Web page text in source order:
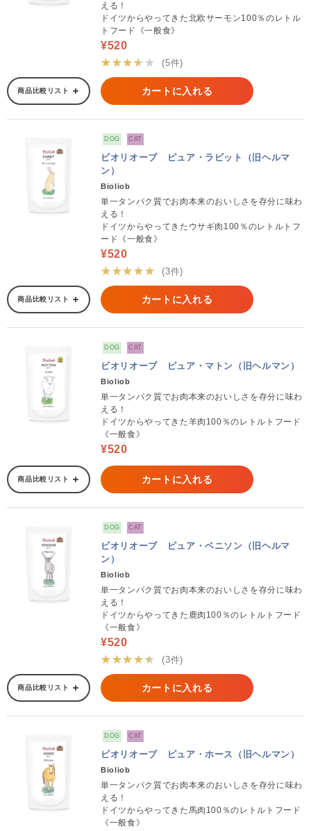
える！
ドイツからやってきた北欧サーモン100％のレトル
トフード《一般食》
¥520
★★★★★
(5件)
商品比較リスト カートに入れる
DOG CAT
ビオリオーブ ピュア・ラビット（旧ヘルマ
ン）
Bioliob
単一タンパク質でお肉本来のおいしさを存分に味わ
える！
ドイツからやってきたウサギ肉100％のレトルトフ
ード《一般食》
¥520
★★★★★
(3件)
商品比較リスト カートに入れる
DOG CAT
ビオリオーブ ピュア・マトン（旧ヘルマン）
Bioliob
単一タンパク質でお肉本来のおいしさを存分に味わ
える！
ドイツからやってきた羊肉100％のレトルトフード
《一般食》
¥520
商品比較リスト カートに入れる
DOG CAT
ビオリオーブ ピュア・ベニソン（旧ヘルマ
ン）
Bioliob
単一タンパク質でお肉本来のおいしさを存分に味わ
える！
ドイツからやってきた鹿肉100％のレトルトフード
《一般食》
¥520
★★★★★
(3件)
商品比較リスト カートに入れる
DOG CAT
ビオリオーブ ピュア・ホース（旧ヘルマン）
Bioliob
単一タンパク質でお肉本来のおいしさを存分に味わ
える！
ドイツからやってきた馬肉100％のレトルトフード
《一般食》